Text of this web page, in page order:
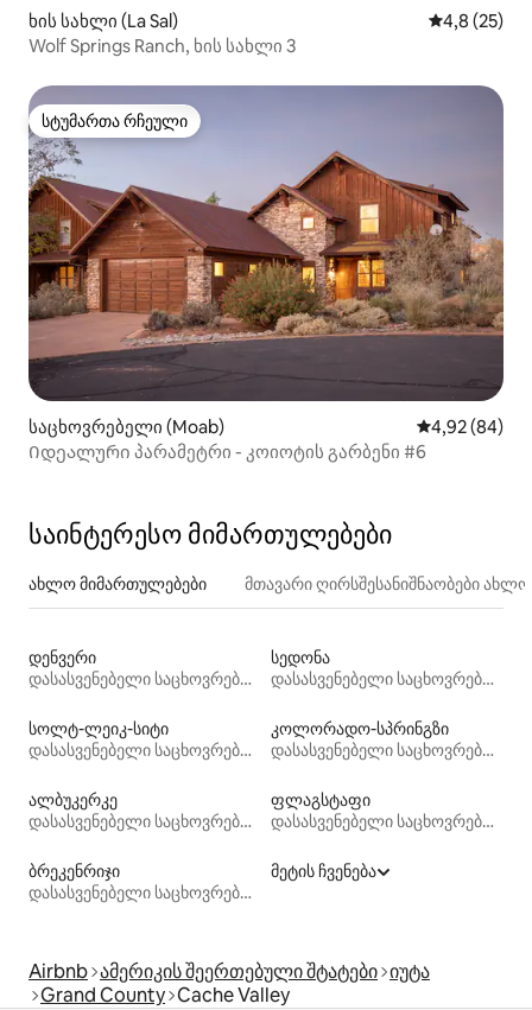
ხის სახლი (La Sal) საშუალო
4,8 (25)
Wolf Springs Ranch, ხის სახლი 3
სტუმართა რჩეული
სტუმართა რჩეული
საცხოვრებელი (Moab) საშუალო
4,92 (84)
Იდეალური პარამეტრი - კოიოტის გარბენი #6
საინტერესო მიმართულებები
ახლო მიმართულებები მთავარი ღირსშესანიშნაობები
დენვერი
დასასვენებელი საცხოვრებლები
სედონა
დასასვენებელი საცხოვრებლები
სოლტ-ლეიკ-სიტი
დასასვენებელი საცხოვრებლები
კოლორადო-სპრინგზი
დასასვენებელი საცხოვრებლები
ალბუკერკე
დასასვენებელი საცხოვრებლები
ფლაგსტაფი
დასასვენებელი საცხოვრებლები
ბრეკენრიჯი
დასასვენებელი საცხოვრებლები
მეტის ჩვენება
Airbnb ამერიკის შეერთებული შტატები იუტა
Grand County Cache Valley